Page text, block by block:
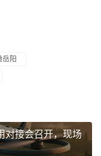
岳阳
对接会召开，现场